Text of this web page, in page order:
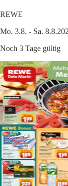
REWE
Mo. 3.8. - Sa.
Noch 3 Tage gültig